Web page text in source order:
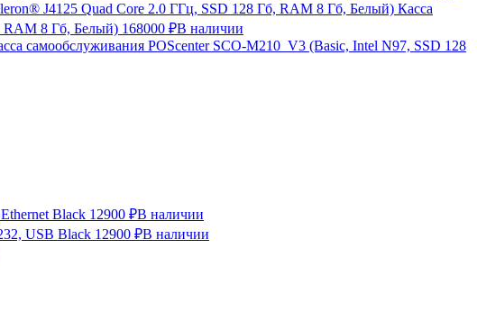
Касса
RAM 8 Гб, Белый) 168000 ₽В наличии
самообслуживания POScenter SCO-M210_V3 (Basic, Intel N97, SSD 128
Black 12900 ₽В наличии
USB Black 12900 ₽В наличии